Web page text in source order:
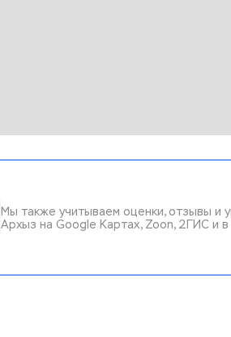
Мы также учитываем оценки, отзывы и
Архыз на Google Картах, Zoon, 2ГИС и в